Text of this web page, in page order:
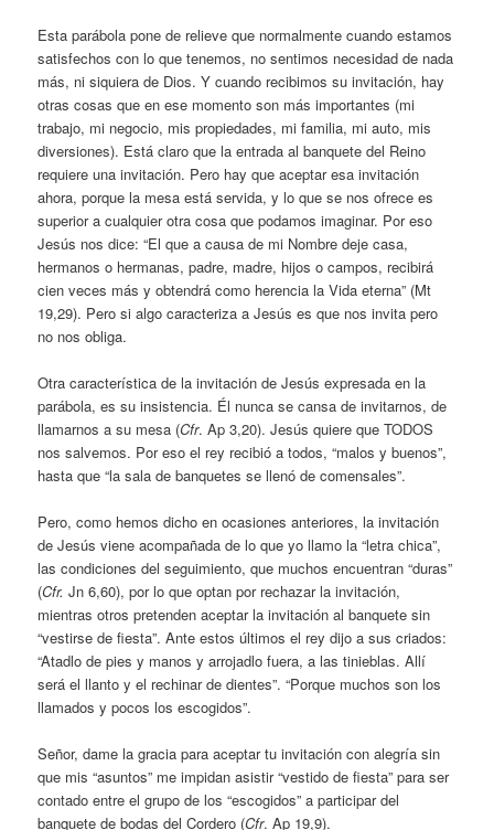
Esta parábola pone de relieve que normalmente cuando estamos
satisfechos con lo que tenemos, no sentimos necesidad de nada
más, ni siquiera de Dios. Y cuando recibimos su invitación, hay
otras cosas que en ese momento son más importantes (mi
trabajo, mi negocio, mis propiedades, mi familia, mi auto, mis
diversiones). Está claro que la entrada al banquete del Reino
requiere una invitación. Pero hay que aceptar esa invitación
ahora, porque la mesa está servida, y lo que se nos ofrece es
superior a cualquier otra cosa que podamos imaginar. Por eso
Jesús nos dice: “El que a causa de mi Nombre deje casa,
hermanos o hermanas, padre, madre, hijos o campos, recibirá
cien veces más y obtendrá como herencia la Vida eterna” (Mt
19,29). Pero si algo caracteriza a Jesús es que nos invita pero
no nos obliga.
Otra característica de la invitación de Jesús expresada en la
parábola, es su insistencia. Él nunca se cansa de invitarnos, de
llamarnos a su mesa (Cfr. Ap 3,20). Jesús quiere que TODOS
nos salvemos. Por eso el rey recibió a todos, “malos y buenos”,
hasta que “la sala de banquetes se llenó de comensales”.
Pero, como hemos dicho en ocasiones anteriores, la invitación
de Jesús viene acompañada de lo que yo llamo la “letra chica”,
las condiciones del seguimiento, que muchos encuentran “duras”
(Cfr. Jn 6,60), por lo que optan por rechazar la invitación,
mientras otros pretenden aceptar la invitación al banquete sin
“vestirse de fiesta”. Ante estos últimos el rey dijo a sus criados:
“Atadlo de pies y manos y arrojadlo fuera, a las tinieblas. Allí
será el llanto y el rechinar de dientes”. “Porque muchos son los
llamados y pocos los escogidos”.
Señor, dame la gracia para aceptar tu invitación con alegría sin
que mis “asuntos” me impidan asistir “vestido de fiesta” para ser
contado entre el grupo de los “escogidos” a participar del
banquete de bodas del Cordero (Cfr. Ap 19,9).